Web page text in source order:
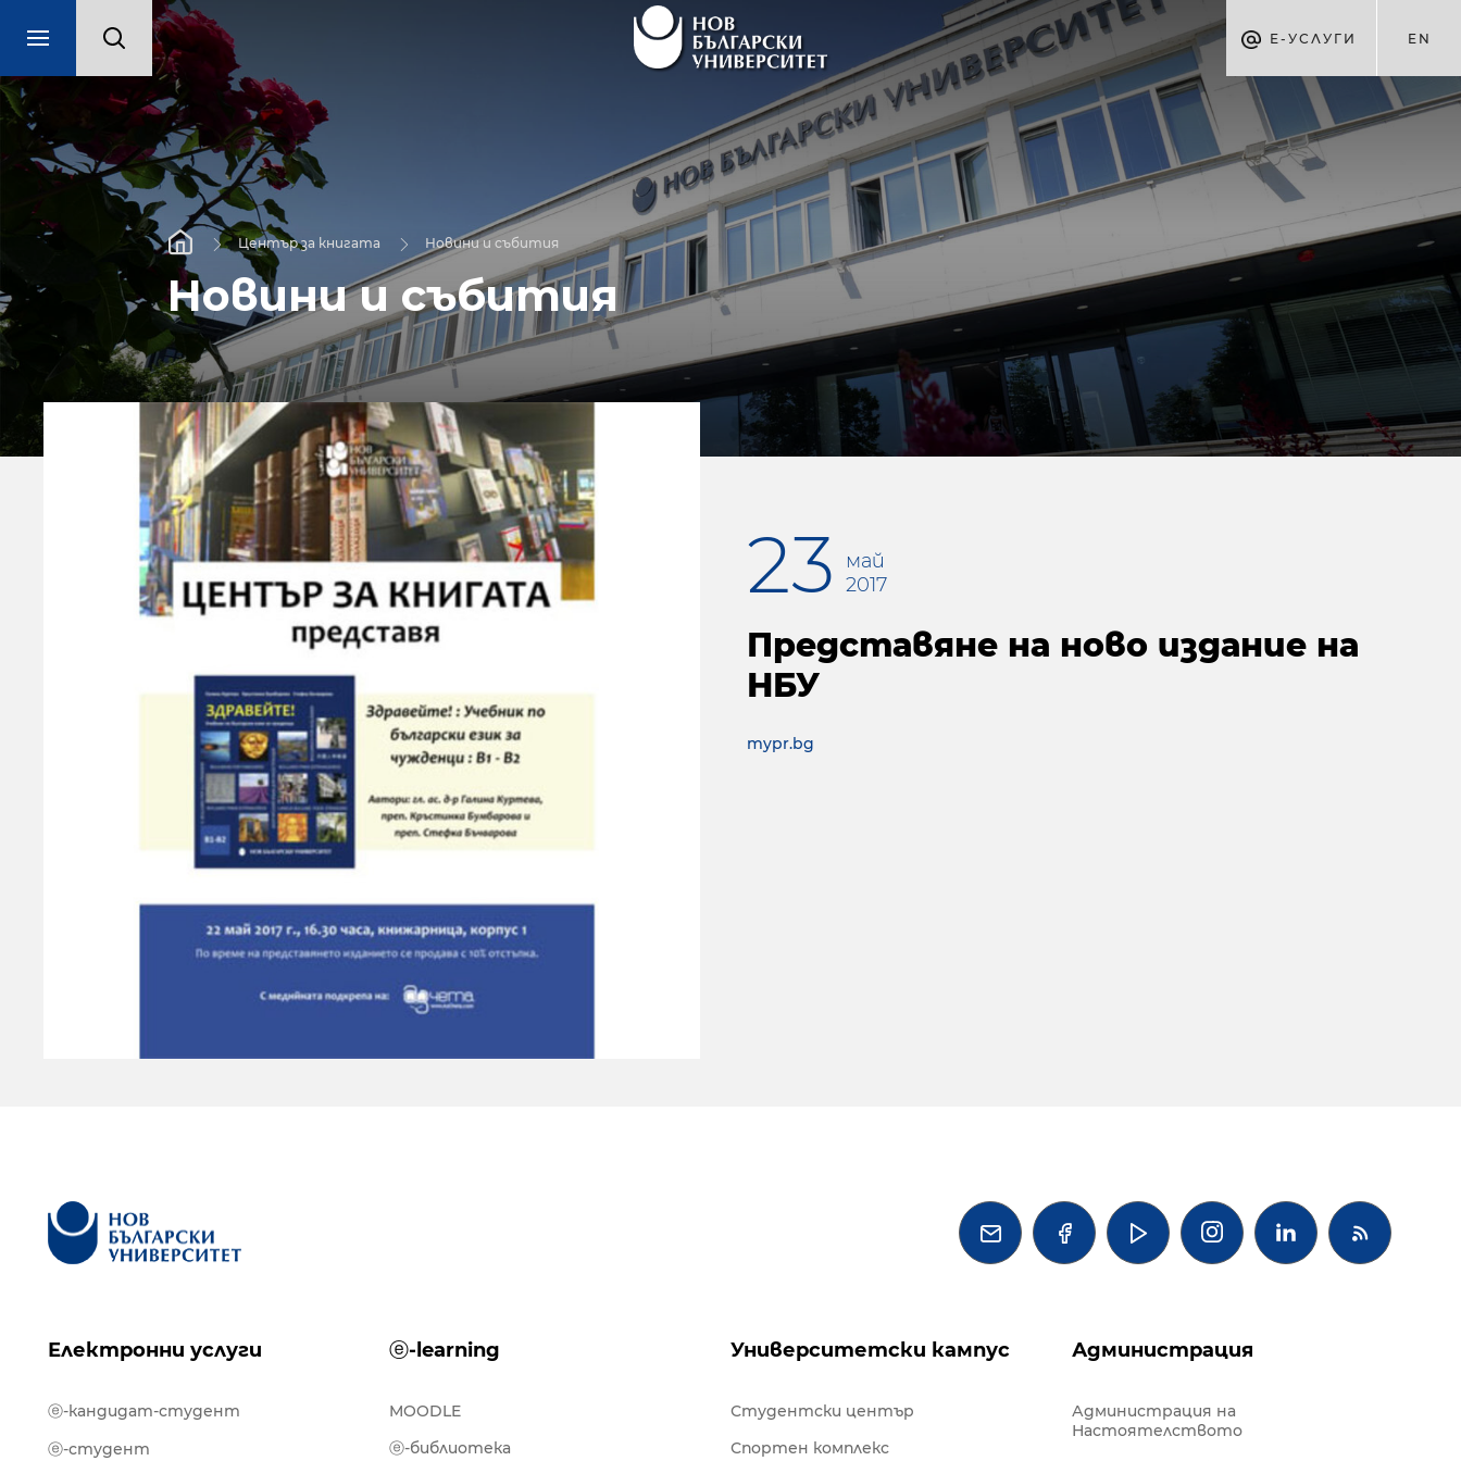
Е-УСЛУГИ EN
Център за книгата Новини и събития
Новини и събития
23
май
2017
Представяне на ново издание на
НБУ
mypr.bg
   
Електронни услуги ⓔ-learning Университетски кампус Администрация
ⓔ-кандидат-студент
ⓔ-студент
MOODLE
ⓔ-библиотека
Студентски център
Спортен комплекс
Администрация на
Настоятелството